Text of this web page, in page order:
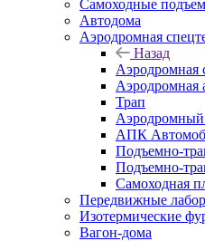
Самоходные
Автодома
Аэродромная
Назад
Аэродромная
Аэродромная
Трап
Аэродромный
АПК
Подъемно-
Подъемно-
Самоходная
Передвижные
Изотермические
Вагон-дома